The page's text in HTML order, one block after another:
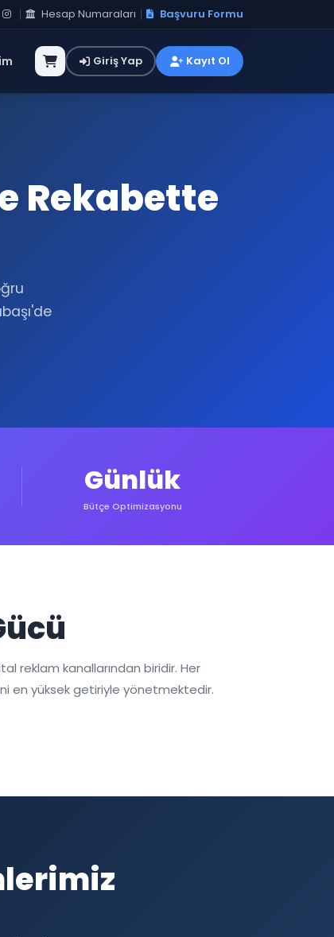
Hesap Numaraları Başvuru Formu
Giriş Yap Kayıt Ol
Rekabette
Günlük
Bütçe Optimizasyonu
reklam kanallarından biridir. Her
en yüksek getiriyle yönetmektedir.